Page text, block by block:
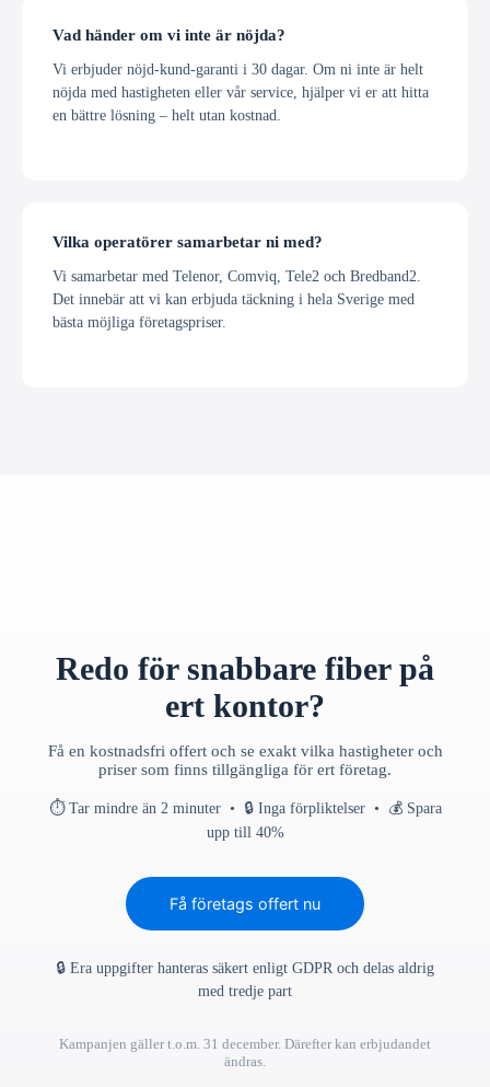
Vad händer om vi inte är nöjda?
Vi erbjuder nöjd-kund-garanti i 30 dagar. Om ni inte är helt
nöjda med hastigheten eller vår service, hjälper vi er att hitta
en bättre lösning – helt utan kostnad.
Vilka operatörer samarbetar ni med?
Vi samarbetar med Telenor, Comviq, Tele2 och Bredband2.
Det innebär att vi kan erbjuda täckning i hela Sverige med
bästa möjliga företagspriser.
Redo för snabbare fiber på
ert kontor?
Få en kostnadsfri offert och se exakt vilka hastigheter och
priser som finns tillgängliga för ert företag.
⏱ Tar mindre än 2 minuter • 🔒 Inga förpliktelser • 💰 Spara
upp till 40%
Få företags offert nu
🔒 Era uppgifter hanteras säkert enligt GDPR och delas aldrig
med tredje part
Kampanjen gäller t.o.m. 31 december. Därefter kan erbjudandet
ändras.